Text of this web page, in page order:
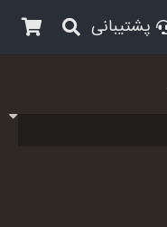
پشتیبانی